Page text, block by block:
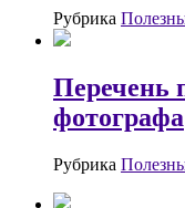
Рубрика
Перечень
фотографа
Рубрика